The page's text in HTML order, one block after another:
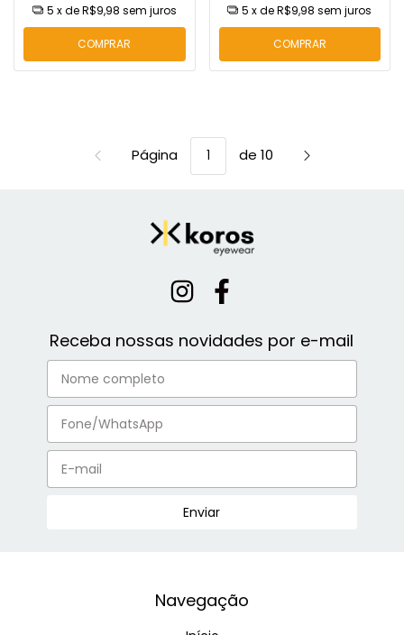
5 x deR$9,98 sem juros
COMPRAR
5 x deR$9,98 sem juros
COMPRAR
Página de 10
Receba nossas novidades por e-mail
Navegação